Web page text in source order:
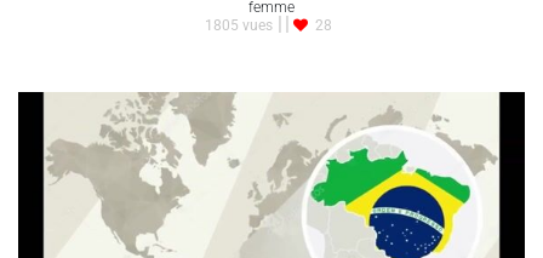
femme
1805 vues
28